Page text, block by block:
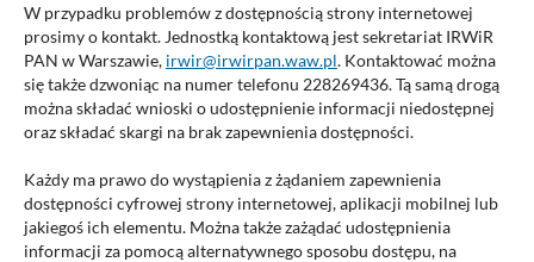
W przypadku problemów z dostępnością strony internetowej
prosimy o kontakt. Jednostką kontaktową jest sekretariat IRWiR
PAN w Warszawie, irwir@irwirpan.waw.pl. Kontaktować można
się także dzwoniąc na numer telefonu 228269436. Tą samą drogą
można składać wnioski o udostępnienie informacji niedostępnej
oraz składać skargi na brak zapewnienia dostępności.
Każdy ma prawo do wystąpienia z żądaniem zapewnienia
dostępności cyfrowej strony internetowej, aplikacji mobilnej lub
jakiegoś ich elementu. Można także zażądać udostępnienia
informacji za pomocą alternatywnego sposobu dostępu, na